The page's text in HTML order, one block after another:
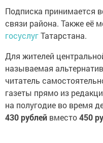
Подписка принимается
связи района. Также её
госуслугТатарстана.
Для жителей
называемая
читатель
газеты прямо из
на полугодие во время
430 рублей вместо450